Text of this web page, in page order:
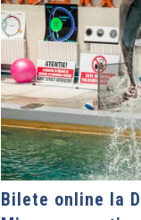
Bilete online la